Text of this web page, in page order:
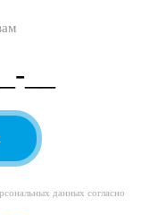
данных согласно